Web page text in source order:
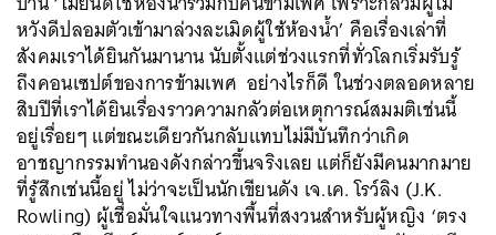
หวังดีปลอมตัวเข้ามาล่วงละเมิดผู้ใช้ห้องน้ำ’ คือเรื่องเล่าที่
สังคมเราได้ยินกันมานาน นับตั้งแต่ช่วงแรกที่ทั่วโลกเริ่มรับรู้
ถึงคอนเซปต์ของการข้ามเพศ อย่างไรก็ดี ในช่วงตลอดหลาย
สิบปีที่เราได้ยินเรื่องราวความกลัวต่อเหตุการณ์สมมติเช่นนี้
อยู่เรื่อยๆ แต่ขณะเดียวกันกลับแทบไม่มีบันทึกว่าเกิด
อาชญากรรมทำนองดังกล่าวขึ้นจริงเลย แต่ก็ยังมีคนมากมาย
ที่รู้สึกเช่นนี้อยู่ ไม่ว่าจะเป็นนักเขียนดัง เจ.เค. โรว์ลิง (J.K.
Rowling) ผู้เชื่อมั่นใจแนวทางพื้นที่สงวนสำหรับผู้หญิง ‘ตรง